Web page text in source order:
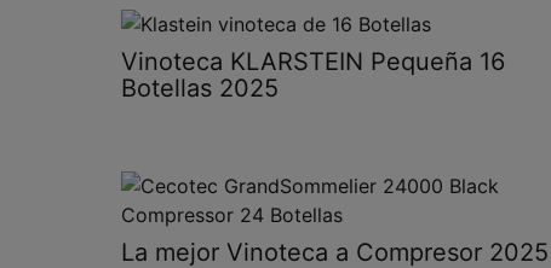
Vinoteca KLARSTEIN Pequeña 16
Botellas 2025
La mejor Vinoteca a Compresor 2025